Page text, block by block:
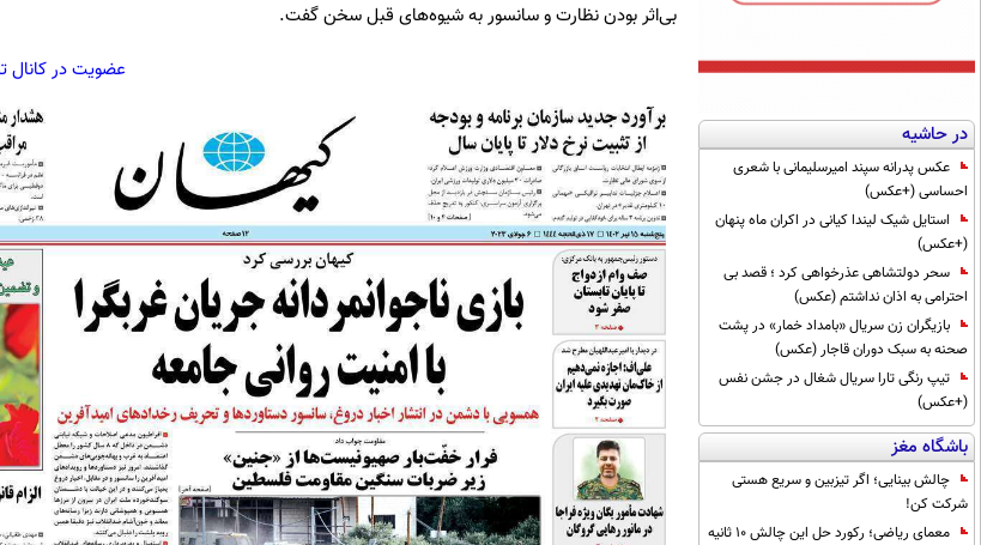
در حاشیه
عکس پدرانه سپند امیرسلیمانی با شعری
احساسی (+عکس)
استایل شیک لیندا کیانی در اکران ماه پنهان
(+عکس)
سحر دولتشاهی عذرخواهی کرد ؛ قصد بی
احترامی به اذان نداشتم (عکس)
بازیگران زن سریال «بامداد خمار» در پشت
صحنه به سبک دوران قاجار (عکس)
تیپ رنگی تارا سریال شغال در جشن نفس
(+عکس)
باشگاه مغز
چالش بینایی؛ اگر تیزبین و سریع هستی
شرکت کن!
معمای ریاضی؛ رکورد حل این چالش 10 ثانیه
بی‌اثر بودن نظارت و سانسور به شیوه‌های قبل سخن گفت.
عضویت در کانال